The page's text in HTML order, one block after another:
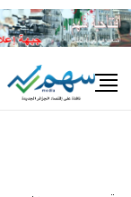
Skip
to